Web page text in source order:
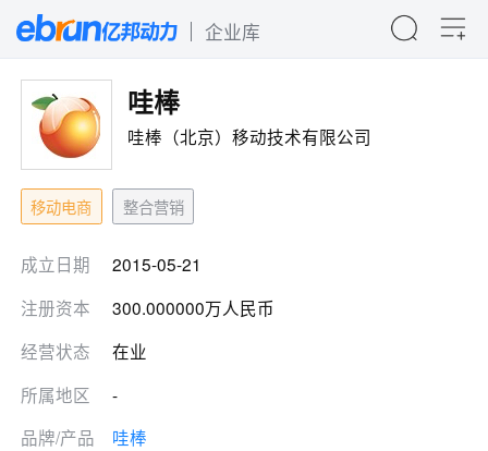
企业库
哇棒
哇棒（北京）移动技术有限公司
移动电商 整合营销
成立日期
2015-05-21
注册资本
300.000000万人民币
经营状态
在业
所属地区
-
品牌/产品
哇棒